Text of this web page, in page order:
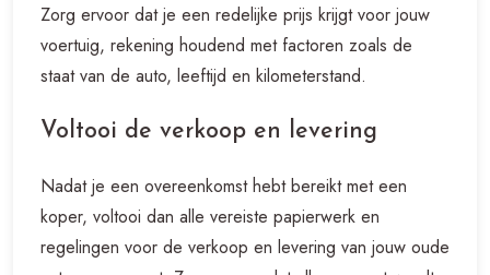
Zorg ervoor dat je een redelijke prijs krijgt voor jouw
voertuig, rekening houdend met factoren zoals de
staat van de auto, leeftijd en kilometerstand.
Voltooi de verkoop en levering
Nadat je een overeenkomst hebt bereikt met een
koper, voltooi dan alle vereiste papierwerk en
regelingen voor de verkoop en levering van jouw oude